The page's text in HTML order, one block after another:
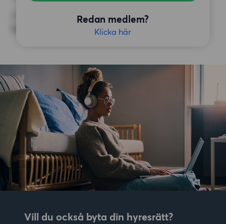
Redan medlem?
Klicka här
ÖVRIGA PREFERENSER
Inga speciella preferenser
Vill du också byta din hyresrätt?